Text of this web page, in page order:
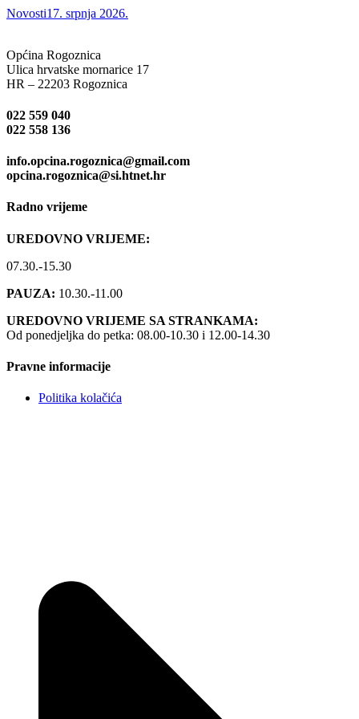
Novosti17. srpnja 2026.
Općina Rogoznica
Ulica hrvatske mornarice 17
HR – 22203 Rogoznica
022 559 040
022 558 136
info.opcina.rogoznica@gmail.com
opcina.rogoznica@si.htnet.hr
Radno vrijeme
UREDOVNO VRIJEME:
07.30.-15.30
PAUZA: 10.30.-11.00
UREDOVNO VRIJEME SA STRANKAMA:
Od ponedjeljka do petka: 08.00-10.30 i 12.00-14.30
Pravne informacije
Politika kolačića